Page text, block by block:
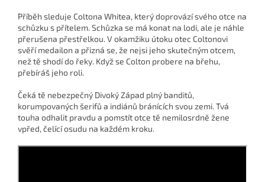
Příběh sleduje Coltona Whitea, který doprovází svého otce na
schůzku s přítelem. Schůzka se má konat na lodi, ale je náhle
přerušena přestřelkou. V okamžiku útoku otec Coltonovi
svěří medailon a přizná se, že nejsi jeho skutečným otcem,
než tě shodí do řeky. Když se Colton probere na břehu,
přebíráš jeho roli.
Čeká tě nebezpečný Divoký Západ plný banditů,
korumpovaných šerifů a indiánů bránících svou zemi. Tvá
touha odhalit pravdu a pomstít otce tě nemilosrdně žene
vpřed, čelící osudu na každém kroku.